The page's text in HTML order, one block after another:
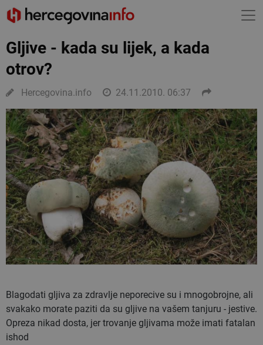
Gljive - kada su lijek, a kada
otrov?
Hercegovina.info 24.11.2010. 06:37
Blagodati gljiva za zdravlje neporecive su i mnogobrojne, ali
svakako morate paziti da su gljive na vašem tanjuru - jestive.
Opreza nikad dosta, jer trovanje gljivama može imati fatalan
ishod